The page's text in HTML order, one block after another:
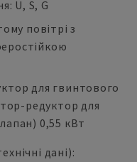
U, S, G
повітрі з
для гвинтового
редуктор для
0,55 кВт
дані):